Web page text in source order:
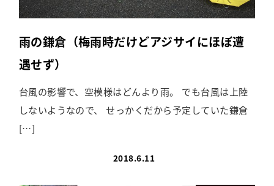
雨の鎌倉（梅雨時だけどアジサイにほぼ遭
遇せず）
台風の影響で、空模様はどんより雨。 でも台風は上陸
しないようなので、 せっかくだから予定していた鎌倉
[…]
2018.6.11